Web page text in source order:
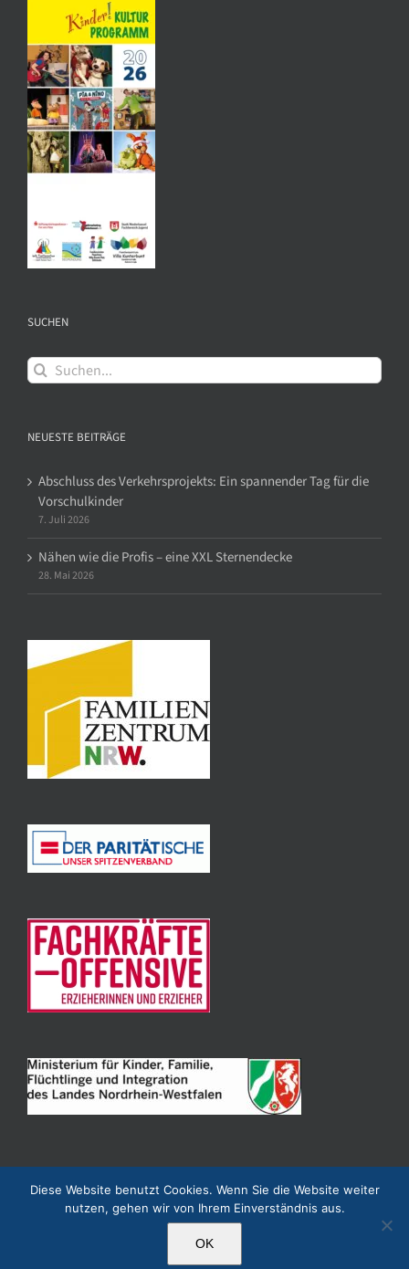
SUCHEN
Suche
nach:
NEUESTE BEITRÄGE
Abschluss des Verkehrsprojekts: Ein spannender Tag für die
Vorschulkinder
7. Juli 2026
Nähen wie die Profis – eine XXL Sternendecke
28. Mai 2026
Kindertagesstätte Villa Kunterbunt e. V. Niederkassel
Facebook
Diese Website benutzt Cookies. Wenn Sie die Website weiter
nutzen, gehen wir von Ihrem Einverständnis aus.
OK